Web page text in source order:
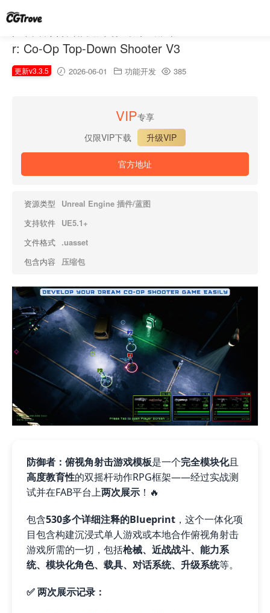
r: Co-Op Top-Down Shooter V3
更新v3.3.5 2026-06-01 功能开发 385
VIP专享
仅限VIP下载
升级VIP
官方地址
资源类型
Unreal Engine 插件/蓝图
支持软件 UE5.1+
文件格式 .uasset
包含内容
压缩包
防御者：俯视角射击游戏模板是一个完全模块化且
高度教育性的双摇杆动作RPG框架——经过实战测
试并在FAB平台上两次展示 ！🔥
包含530多个详细注释的Blueprint ，这个一体化项
目包含构建沉浸式单人游戏或本地合作俯视角射击
游戏所需的一切，包括枪械、近战战斗、能力系
统、模块化角色、载具、对话系统、升级系统等。
✅ 两次展示记录：